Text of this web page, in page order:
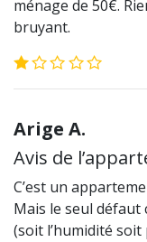
ménage de 50€.
bruyant.
Arige A.
Avis de
C’est un
Mais le seul défaut
(soit l’humidité